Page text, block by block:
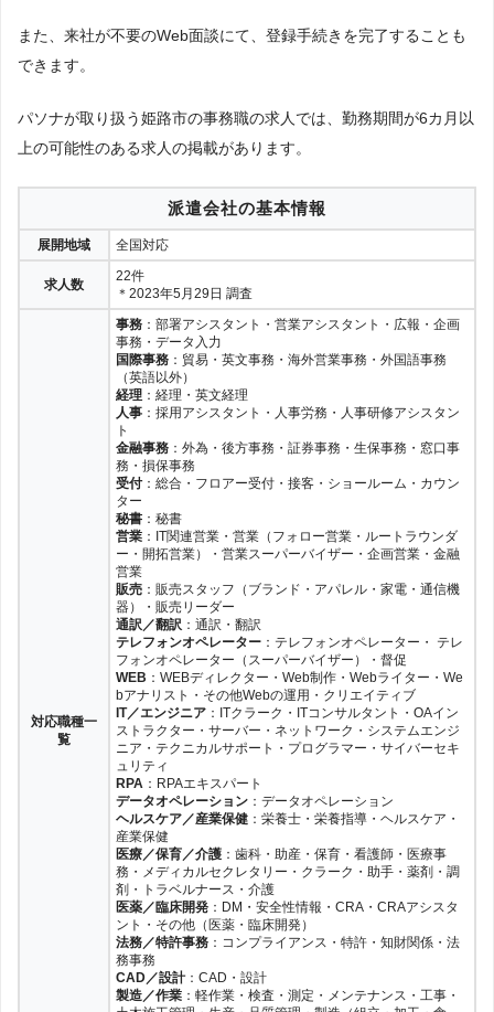
また、来社が不要のWeb面談にて、登録手続きを完了することも
できます。
パソナが取り扱う姫路市の事務職の求人では、勤務期間が6カ月以
上の可能性のある求人の掲載があります。
派遣会社の基本情報
展開地域 全国対応
求人数
22件
＊2023年5月29日 調査
対応職種一
覧
事務 ：部署アシスタント・営業アシスタント・広報・企画
事務・データ入力
国際事務 ：貿易・英文事務・海外営業事務・外国語事務
（英語以外）
経理 ：経理・英文経理
人事 ：採用アシスタント・人事労務・人事研修アシスタン
ト
金融事務 ：外為・後方事務・証券事務・生保事務・窓口事
務・損保事務
受付：総合・フロアー受付・接客・ショールーム・カウン
ター
秘書 ：秘書
営業 ：IT関連営業・営業（フォロー営業・ルートラウンダ
ー・開拓営業）・営業スーパーバイザー・企画営業・金融
営業
販売 ：販売スタッフ（ブランド・アパレル・家電・通信機
器）・販売リーダー
通訳／翻訳 ：通訳・翻訳
テレフォンオペレーター ：テレフォンオペレーター・ テレ
フォンオペレーター（スーパーバイザー）・督促
WEB ：WEBディレクター・Web制作・Webライター・We
bアナリスト・その他Webの運用・クリエイティブ
IT／エンジニア ：ITクラーク・ITコンサルタント・OAイン
ストラクター・サーバー・ネットワーク・システムエンジ
ニア・テクニカルサポート・プログラマー・サイバーセキ
ュリティ
RPA ：RPAエキスパート
データオペレーション ：データオペレーション
ヘルスケア／産業保健 ：栄養士・栄養指導・ヘルスケア・
産業保健
医療／保育／介護 ：歯科・助産・保育・看護師・医療事
務・メディカルセクレタリー・クラーク・助手・薬剤・調
剤・トラベルナース・介護
医薬／臨床開発 ：DM・安全性情報・CRA・CRAアシスタ
ント・その他（医薬・臨床開発）
法務／特許事務 ：コンプライアンス・特許・知財関係・法
務事務
CAD／設計：CAD・設計
製造／作業 ：軽作業・検査・測定・メンテナンス・工事・